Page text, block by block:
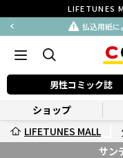
LIFETUNES
払込用紙に
男性コミック誌
ショップ
LIFETUNES MALL
サン